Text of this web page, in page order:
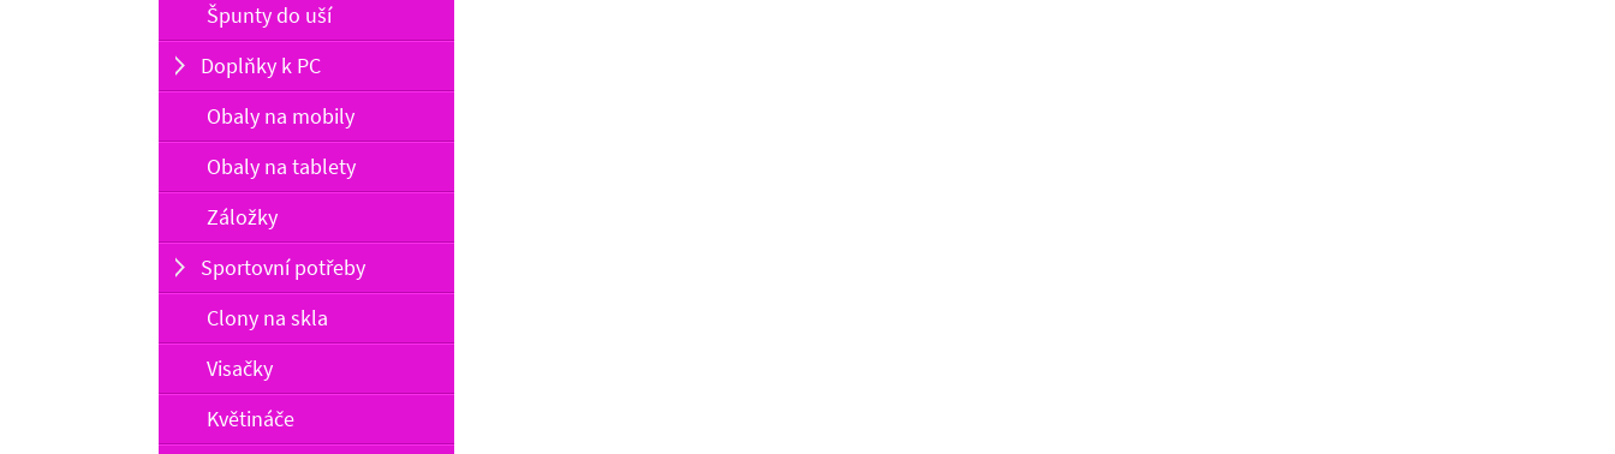
Špunty do uší
Doplňky k PC
Obaly na mobily
Obaly na tablety
Záložky
Sportovní potřeby
Clony na skla
Visačky
Květináče